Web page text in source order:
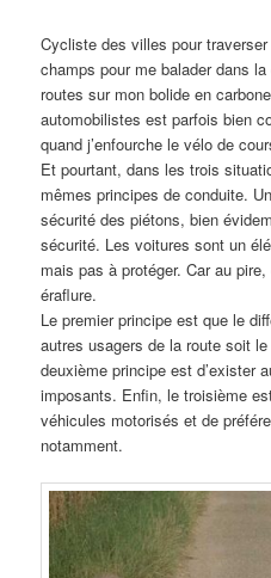
Cycliste des villes pour
champs pour me balader dans
routes sur mon bolide en
automobilistes est parfois bien
quand j’enfourche le vélo de
Et pourtant, dans les trois
mêmes principes de conduite.
sécurité des piétons, bien
sécurité. Les voitures sont un
mais pas à protéger. Car au
éraflure.
Le premier principe est que le
autres usagers de la route soit
deuxième principe est d’exister
imposants. Enfin, le troisième
véhicules motorisés et de
notamment.